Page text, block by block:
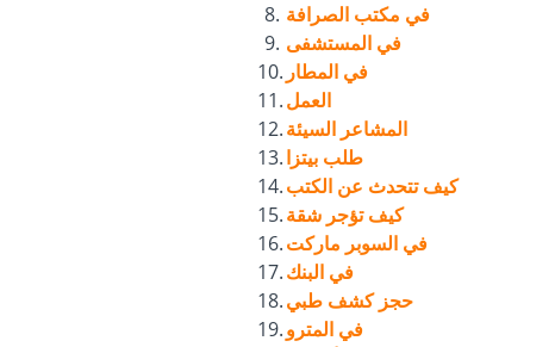
في مكتب الصرافة
في المستشفى
في المطار
العمل
المشاعر السيئة
طلب بيتزا
كيف تتحدث عن الكتب
كيف تؤجر شقة
في السوبر ماركت
في البنك
حجز كشف طبي
في المترو